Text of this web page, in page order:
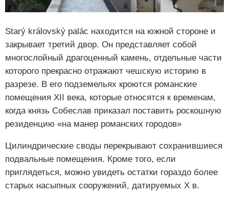
Starý královský palác находится на южной стороне и
закрывает третий двор. Он представляет собой
многослойный драгоценный камень, отдельные части
которого прекрасно отражают чешскую историю в
разрезе. В его подземельях кроются романские
помещения XII века, которые относятся к временам,
когда князь Собеслав приказал поставить роскошную
резиденцию «на манер романских городов»
Цилиндрические своды перекрывают сохранившиеся
подвальные помещения. Кроме того, если
приглядеться, можно увидеть остатки гораздо более
старых насыпных сооружений, датируемых X в.